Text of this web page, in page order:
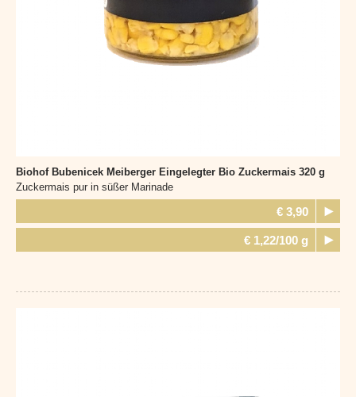
Biohof Bubenicek Meiberger Eingelegter Bio Zuckermais 320 g
Zuckermais pur in süßer Marinade
€ 3,90
€ 1,22/100 g